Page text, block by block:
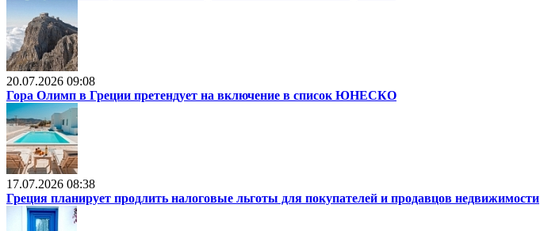
20.07.2026 09:08
Гора Олимп в Греции претендует на включение в список ЮНЕСКО
17.07.2026 08:38
Греция планирует продлить налоговые льготы для покупателей и продавцов недвижимости